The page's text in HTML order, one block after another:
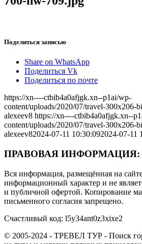
Поделиться записью
Share on WhatsApp
Поделиться Vk
Поделиться по почте
https://xn----ctbib4a0afjgk.xn--p1ai/wp-
content/uploads/2020/07/travel-300x206-
alexeev8 https://xn----ctbib4a0afjgk.xn--
content/uploads/2020/07/travel-300x206-
alexeev82024-07-11 10:30:092024-07-11
ПРАВОВАЯ ИНФОРМАЦИЯ:
Вся информация, размещённая на
информационный характер и не
и публичной офертой. Копирование
письменного согласия запрещено.
Счастливый код: l5y34ant0z3xixe2
© 2005-2024 - ТРЕВЕЛ ТУР - Поиск